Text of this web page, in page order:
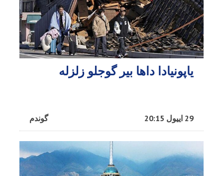
یاپونیادا داها بیر گوجلو زلزله
گوندم 29 اییول 20:15